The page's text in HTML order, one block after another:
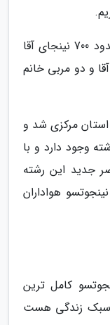
زهره وند اضافه کرد: در استان مرکزی حدود 700 نینجای آقا
و دو مربی خانم
این رشته وارد استان مرکزی شد و
وجود دارد و با
جدید این رشته
هواداران
کامل ترین
سبک زندگی هست